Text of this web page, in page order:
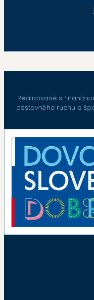
Realizované s
cestovného ruchu a